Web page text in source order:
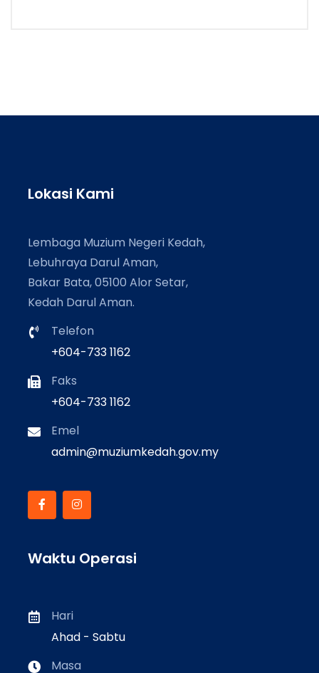
Lokasi Kami
Lembaga Muzium Negeri Kedah,
Lebuhraya Darul Aman,
Bakar Bata, 05100 Alor Setar,
Kedah Darul Aman.
Telefon
+604-733 1162
Faks
+604-733 1162
Emel
admin@muziumkedah.gov.my
Waktu Operasi
Hari
Ahad - Sabtu
Masa